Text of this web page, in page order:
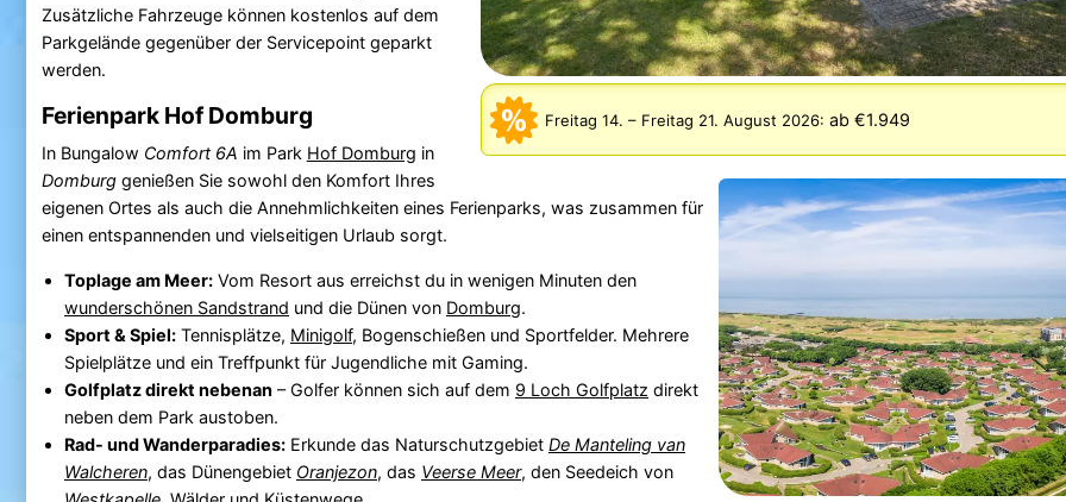
Freitag 14. – Freitag 21. August 2026: ab €1.949
Zusätzliche Fahrzeuge können kostenlos auf dem
Parkgelände gegenüber der Servicepoint geparkt
werden.
Ferienpark Hof Domburg
In Bungalow Comfort 6A im Park Hof Domburg in
Domburggenießen Sie sowohl den Komfort Ihres
eigenen Ortes als auch die Annehmlichkeiten eines Ferienparks, was zusammen für
einen entspannenden und vielseitigen Urlaub sorgt.
Toplage am Meer:Vom Resort aus erreichst du in wenigen Minuten den
wunderschönen Sandstrand und die Dünen von Domburg.
Sport & Spiel:Tennisplätze, Minigolf, Bogenschießen und Sportfelder. Mehrere
Spielplätze und ein Treffpunkt für Jugendliche mit Gaming.
Golfplatz direkt nebenan – Golfer können sich auf dem 9 Loch Golfplatz direkt
neben dem Park austoben.
Rad- und Wanderparadies:Erkunde das Naturschutzgebiet De Manteling van
Walcheren, das Dünengebiet Oranjezon, das Veerse Meer, den Seedeich von